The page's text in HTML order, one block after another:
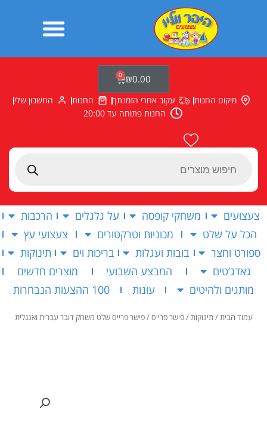
Products
₪0.00
0
עגלת
קניות
מיקום החנות עקוב אחרי הזמנתך החנות
החשבון שלי
החנות פתוחה עד 20:00
צעצועים משחקי קופסה על גלגלים
הרכבות
הכל על שלט
מכוניות וטרקטורים
צעצועי עץ
ספורט וחצר
בובות ועגלות בריכות וים
תינוקות
גאדג’טים
המבצע השבועי
מוצרים חדשים
מותגים ולהיטים
עונות 100 ההצעות הנבחרות
עמוד הבית/תינוקות/פישר פרייס/ פישר פרייס שלט משחק דובר עברית ואנגלית